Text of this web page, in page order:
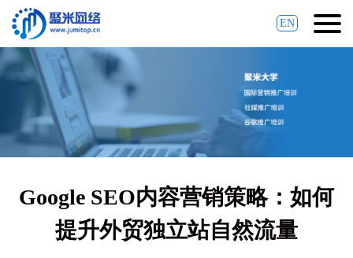
EN
Google SEO内容营销策略：如何
提升外贸独立站自然流量